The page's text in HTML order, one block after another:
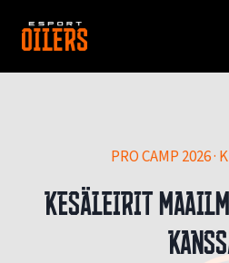
sisältöön
PRO CAMP 2026 ·
Kesäleirit